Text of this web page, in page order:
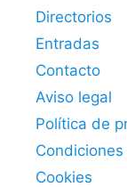
Directorios
Entradas
Contacto
Aviso legal
Política de
Cookies